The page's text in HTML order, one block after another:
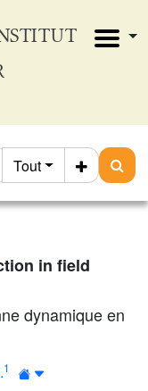
Tout
in field
dynamique en
1